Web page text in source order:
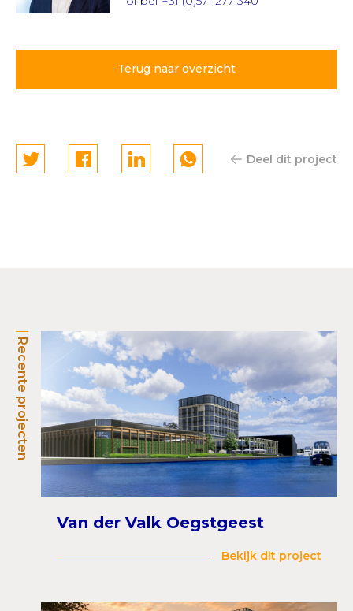
Terug naar overzicht
Deel dit project
Recente projecten
Van der Valk Oegstgeest
Bekijk dit project